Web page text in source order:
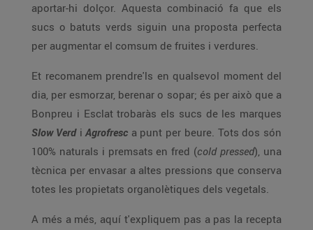
aportar-hi dolçor. Aquesta combinació fa que els
sucs o batuts verds siguin una proposta perfecta
per augmentar el comsum de fruites i verdures.
Et recomanem prendre'ls en qualsevol moment del
dia, per esmorzar, berenar o sopar; és per això que a
Bonpreu i Esclat trobaràs els sucs de les marques
Slow Verdi Agrofresc a punt per beure. Tots dos són
100% naturals i premsats en fred (cold pressed), una
tècnica per envasar a altes pressions que conserva
totes les propietats organolètiques dels vegetals.
A més a més, aquí t'expliquem pas a pas la recepta